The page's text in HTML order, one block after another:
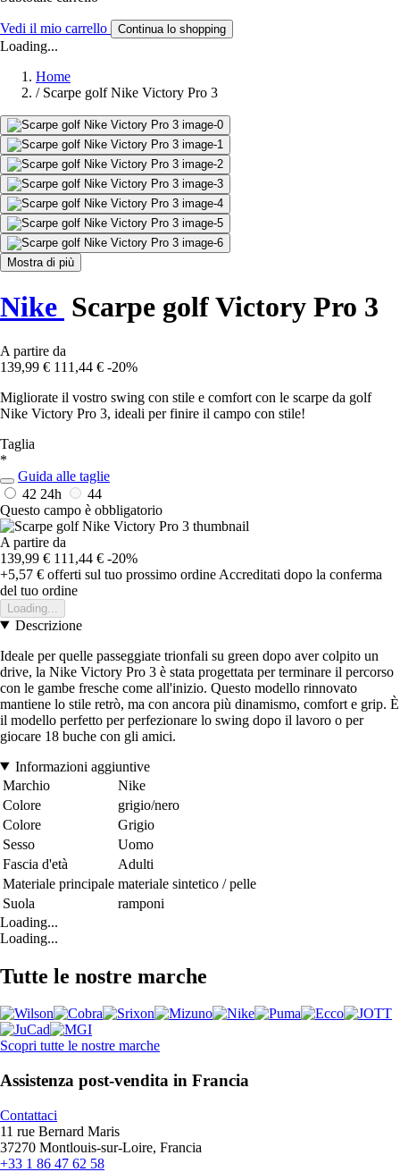
Vedi il mio carrello Continua lo shopping
Loading...
Home
/ Scarpe golf Nike Victory Pro 3
Mostra di più
Nike Scarpe golf Victory Pro 3
A partire da
139,99 € 111,44 € -20%
Migliorate il vostro swing con stile e comfort con le scarpe da golf
Nike Victory Pro 3, ideali per finire il campo con stile!
Taglia
*
Guida alle taglie
42 24h
44
Questo campo è obbligatorio
A partire da
139,99 € 111,44 € -20%
+5,57 € offerti sul tuo prossimo ordine Accreditati dopo la conferma
del tuo ordine
Loading...
Descrizione
Ideale per quelle passeggiate trionfali su green dopo aver colpito un
drive, la Nike Victory Pro 3 è stata progettata per terminare il percorso
con le gambe fresche come all'inizio. Questo modello rinnovato
mantiene lo stile retrò, ma con ancora più dinamismo, comfort e grip. È
il modello perfetto per perfezionare lo swing dopo il lavoro o per
giocare 18 buche con gli amici.
Informazioni aggiuntive
Marchio
Nike
Colore
grigio/nero
Colore
Grigio
Sesso
Uomo
Fascia d'età
Adulti
Materiale principale materiale sintetico / pelle
Suola
ramponi
Loading...
Loading...
Tutte le nostre marche
Scopri tutte le nostre marche
Assistenza post-vendita in Francia
Contattaci
11 rue Bernard Maris
37270 Montlouis-sur-Loire, Francia
+33 1 86 47 62 58